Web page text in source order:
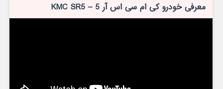
معرفی خودرو کی ام سی اس آر 5 – KMC SR5